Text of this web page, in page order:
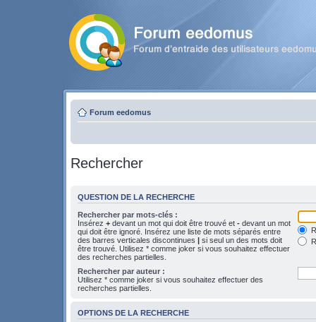
Forum eedomus
Rechercher
QUESTION DE LA RECHERCHE
Rechercher par mots-clés :
Insérez + devant un mot qui doit être trouvé et - devant un mot
qui doit être ignoré. Insérez une liste de mots séparés entre
des barres verticales discontinues | si seul un des mots doit
être trouvé. Utilisez * comme joker si vous souhaitez effectuer
des recherches partielles.
Rechercher par auteur :
Utilisez * comme joker si vous souhaitez effectuer des
recherches partielles.
OPTIONS DE LA RECHERCHE